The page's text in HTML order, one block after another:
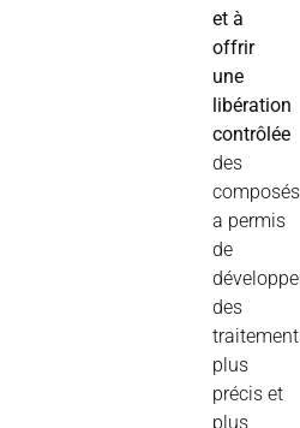
et à
offrir
une
libération
contrôlée
des
composés
a permis
de
des
plus
précis et
plus